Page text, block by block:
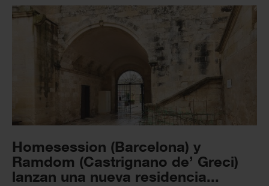
Homesession (Barcelona) y
Ramdom (Castrignano de’ Greci)
lanzan una nueva residencia...